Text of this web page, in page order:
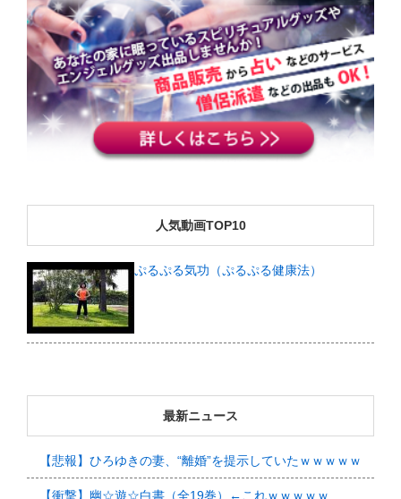
人気動画TOP10
ぷるぷる気功（ぷるぷる健康法）
最新ニュース
【悲報】ひろゆきの妻、“離婚”を提示していたｗｗｗｗｗ
【衝撃】幽☆遊☆白書（全19巻）←これｗｗｗｗｗ